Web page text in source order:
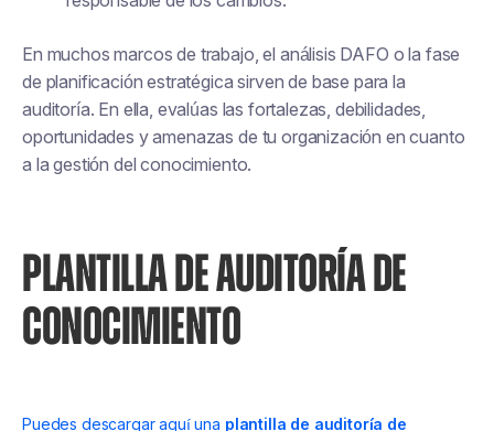
En muchos marcos de trabajo, el análisis DAFO o la fase
de planificación estratégica sirven de base para la
auditoría. En ella, evalúas las fortalezas, debilidades,
oportunidades y amenazas de tu organización en cuanto
a la gestión del conocimiento.
PLANTILLA DE AUDITORÍA DE
CONOCIMIENTO
Puedes descargar aquí una plantilla de auditoría de